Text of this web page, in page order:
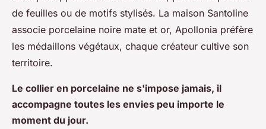
de feuilles ou de motifs stylisés. La maison Santoline
associe porcelaine noire mate et or, Apollonia préfère
les médaillons végétaux, chaque créateur cultive son
territoire.
Le collier en porcelaine ne s'impose jamais, il
accompagne toutes les envies peu importe le
moment du jour.